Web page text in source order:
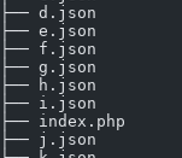
├── d.json
├── e.json
├── f.json
├── g.json
├── h.json
├── i.json
├── index.php
├── j.json